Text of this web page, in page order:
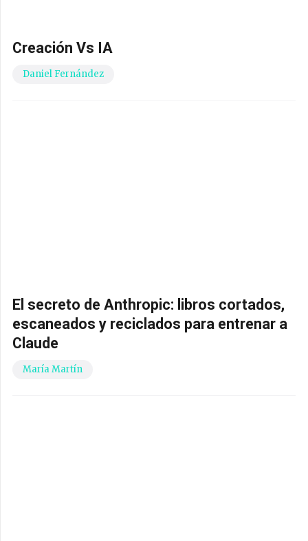
Creación Vs IA
Daniel Fernández
El secreto de Anthropic: libros cortados,
escaneados y reciclados para entrenar a
Claude
María Martín